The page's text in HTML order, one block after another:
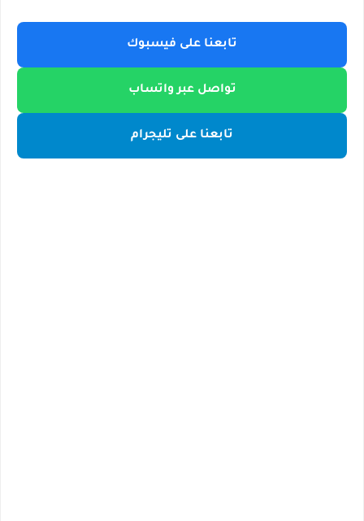
تابعنا على فيسبوك
تواصل عبر واتساب
تابعنا على تليجرام